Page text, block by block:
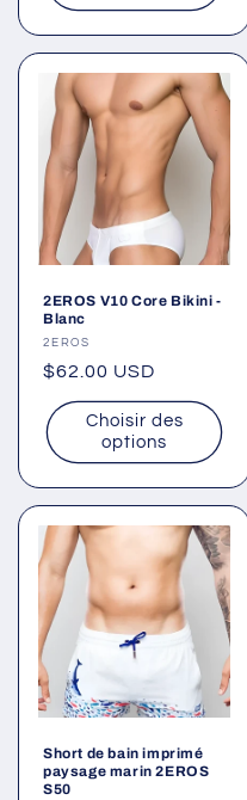
2EROS V10 Core Bikini -
Blanc
Fournisseur :
2EROS
Prix
habituel
$62.00 USD
Choisir des
options
Short de bain imprimé
paysage marin 2EROS
S50